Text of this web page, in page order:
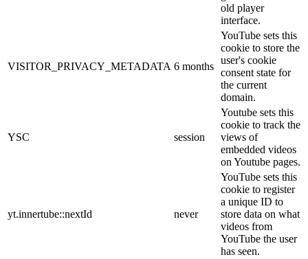
old player
interface.
VISITOR_PRIVACY_METADATA 6 months
YouTube sets this
cookie to store the
user's cookie
consent state for
the current
domain.
YSC session
Youtube sets this
cookie to track the
views of
embedded videos
on Youtube pages.
yt.innertube::nextId never
YouTube sets this
cookie to register
a unique ID to
store data on what
videos from
YouTube the user
has seen.